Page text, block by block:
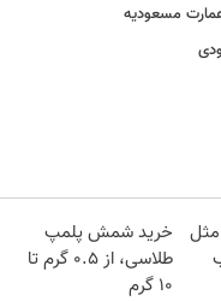
خرید شمش پلمپ
طلاسی، از ۰.۵ گرم تا
۱۰ گرم